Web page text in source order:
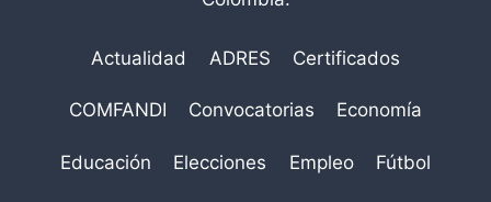
Actualidad ADRES Certificados
COMFANDI Convocatorias Economía
Educación Elecciones Empleo Fútbol